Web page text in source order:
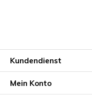
Kundendienst
Mein Konto